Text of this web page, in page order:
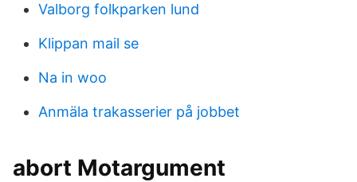
Valborg folkparken lund
Klippan mail se
Na in woo
Anmäla trakasserier på jobbet
abort Motargument